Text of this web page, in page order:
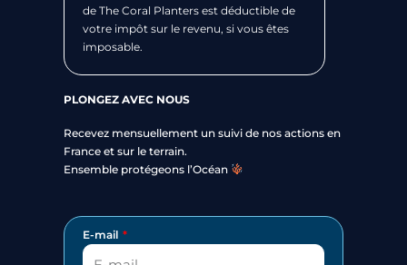
de The Coral Planters est déductible de
votre impôt sur le revenu, si vous êtes
imposable.
PLONGEZ AVEC NOUS
Recevez mensuellement un suivi de nos actions en
France et sur le terrain.
Ensemble protégeons l’Océan
E-mail